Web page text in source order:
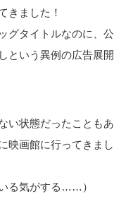
きました！
グタイトルなのに、公
という異例の広告展開
い状態だったこともあ
映画館に行ってきまし
る気がする……）